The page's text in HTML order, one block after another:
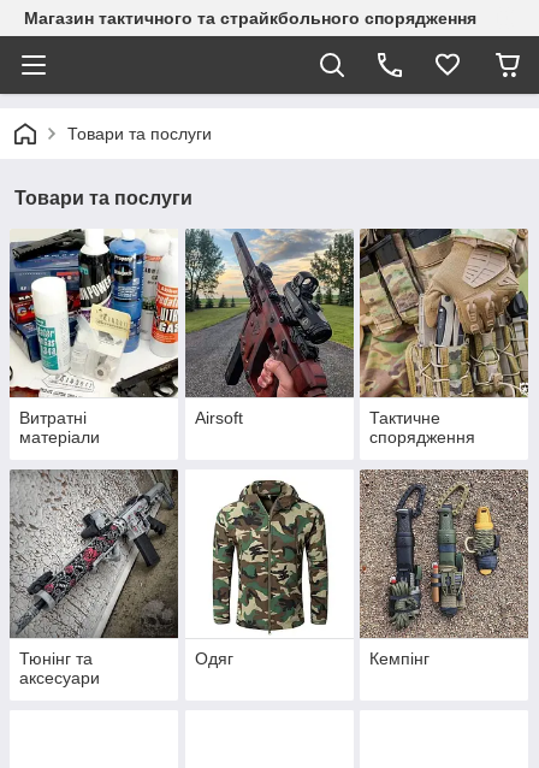
Магазин тактичного та страйкбольного спорядження
Товари та послуги
Товари та послуги
Витратні
матеріали
Airsoft
Тактичне
спорядження
Тюнінг та
аксесуари
Одяг Кемпінг